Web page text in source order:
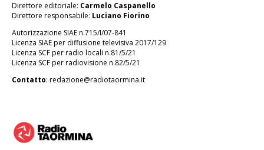
Direttore editoriale: Carmelo Caspanello
Direttore responsabile: Luciano Fiorino
Autorizzazione SIAE n.715/I/07-841
Licenza SIAE per diffusione televisiva 2017/129
Licenza SCF per radio locali n.81/5/21
Licenza SCF per radiovisione n.82/5/21
Contatto: redazione@radiotaormina.it